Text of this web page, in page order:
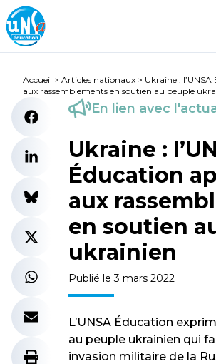
Accueil > Articles nationaux > Ukraine :
aux rassemblements en soutien au peuple
En lien avec
Ukraine :
Éducation
aux
en soutien
ukrainien
Publié le 3 mars 2022
L’UNSA Éducation
au peuple ukrainien qui
invasion militaire de la